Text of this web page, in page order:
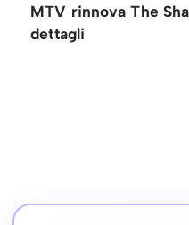
MTV rinnova The
dettagli